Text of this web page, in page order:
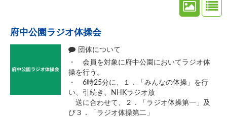
府中公園ラジオ体操会
団体について
・ 会員を対象に府中公園においてラジオ体
操を行う。
・ 6時25分に、１．「みんなの体操」を行
い、引続き、NHKラジオ放
送に合わせて、２．「ラジオ体操第一」及
び３．「ラジオ体操第二」